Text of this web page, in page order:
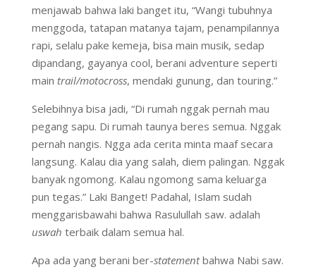
menjawab bahwa laki banget itu, “Wangi tubuhnya
menggoda, tatapan matanya tajam, penampilannya
rapi, selalu pake kemeja, bisa main musik, sedap
dipandang, gayanya cool, berani adventure seperti
main trail/motocross, mendaki gunung, dan touring.”
Selebihnya bisa jadi, “Di rumah nggak pernah mau
pegang sapu. Di rumah taunya beres semua. Nggak
pernah nangis. Ngga ada cerita minta maaf secara
langsung. Kalau dia yang salah, diem palingan. Nggak
banyak ngomong. Kalau ngomong sama keluarga
pun tegas.” Laki Banget! Padahal, Islam sudah
menggarisbawahi bahwa Rasulullah saw. adalah
uswah terbaik dalam semua hal.
Apa ada yang berani ber-statementbahwa Nabi saw.